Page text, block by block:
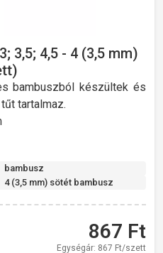
3,5; 4,5 - 4 (3,5 mm)
bambuszból készültek és
tartalmaz.
bambusz
4 (3,5 mm) sötét bambusz
867 Ft
Egységár: 867 Ft/szett